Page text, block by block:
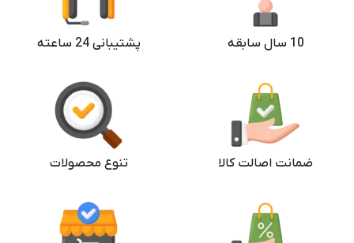
10 سال سابقه پشتیبانی 24 ساعته
ضمانت اصالت کالا تنوع محصولات